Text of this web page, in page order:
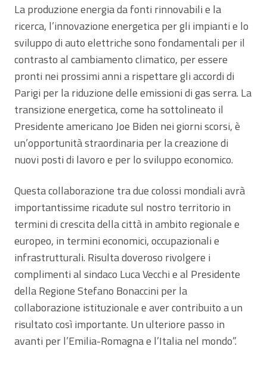
La produzione energia da fonti rinnovabili e la
ricerca, l’innovazione energetica per gli impianti e lo
sviluppo di auto elettriche sono fondamentali per il
contrasto al cambiamento climatico, per essere
pronti nei prossimi anni a rispettare gli accordi di
Parigi per la riduzione delle emissioni di gas serra. La
transizione energetica, come ha sottolineato il
Presidente americano Joe Biden nei giorni scorsi, è
un’opportunità straordinaria per la creazione di
nuovi posti di lavoro e per lo sviluppo economico.
Questa collaborazione tra due colossi mondiali avrà
importantissime ricadute sul nostro territorio in
termini di crescita della città in ambito regionale e
europeo, in termini economici, occupazionali e
infrastrutturali. Risulta doveroso rivolgere i
complimenti al sindaco Luca Vecchi e al Presidente
della Regione Stefano Bonaccini per la
collaborazione istituzionale e aver contribuito a un
risultato così importante. Un ulteriore passo in
avanti per l’Emilia-Romagna e l’Italia nel mondo”.